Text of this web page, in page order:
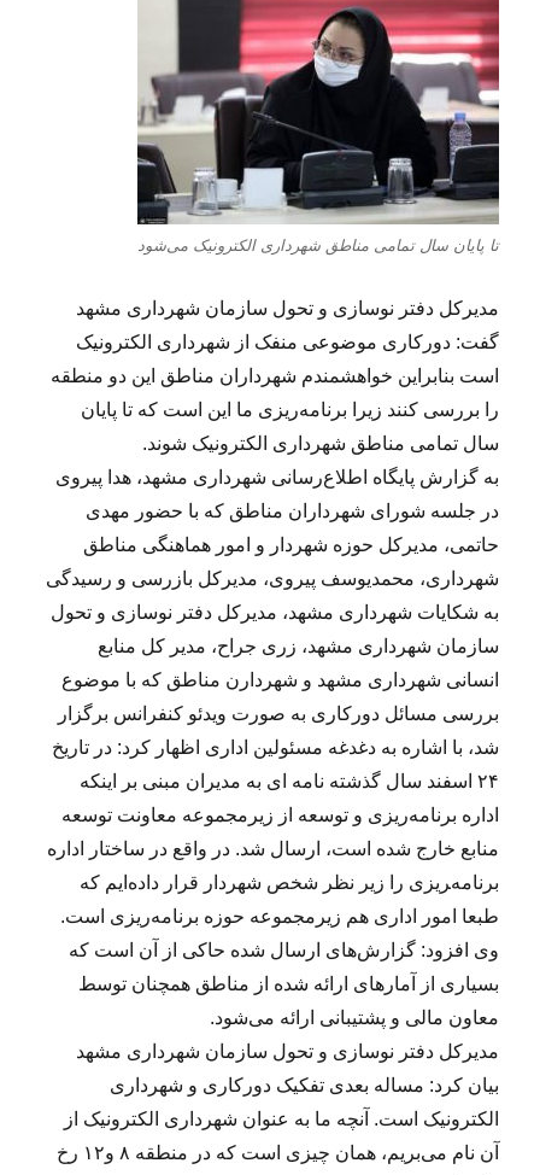
تا پایان سال تمامی مناطق شهرداری الکترونیک می‌شود
مدیرکل دفتر نوسازی و تحول سازمان شهرداری مشهد
گفت: دورکاری موضوعی منفک از شهرداری الکترونیک
است بنابراین خواهشمندم شهرداران مناطق این دو منطقه
را بررسی کنند زیرا برنامه‌ریزی ما این است که تا پایان
سال تمامی مناطق شهرداری الکترونیک شوند.
به گزارش پایگاه اطلاع‌رسانی شهرداری مشهد، هدا پیروی
در جلسه شورای شهرداران مناطق که با حضور مهدی
حاتمی، مدیرکل حوزه شهردار و امور هماهنگی مناطق
شهرداری، محمدیوسف پیروی، مدیرکل بازرسی و رسیدگی
به شکایات شهرداری مشهد، مدیرکل دفتر نوسازی و تحول
سازمان شهرداری مشهد، زری جراح، مدیر کل منابع
انسانی شهرداری مشهد و شهردارن مناطق که با موضوع
بررسی مسائل دورکاری به صورت ویدئو کنفرانس برگزار
شد، با اشاره به دغدغه مسئولین اداری اظهار کرد: در تاریخ
۲۴ اسفند سال گذشته نامه ای به مدیران مبنی بر اینکه
اداره برنامه‌ریزی و توسعه از زیرمجموعه معاونت توسعه
منابع خارج شده است، ارسال شد. در واقع در ساختار اداره
برنامه‌‍ریزی را زیر نظر شخص شهردار قرار داده‌ایم که
طبعا امور اداری هم زیرمجموعه حوزه برنامه‌ریزی است.
وی افزود: گزارش‌های ارسال شده حاکی از آن است که
بسیاری از آمارهای ارائه شده از مناطق همچنان توسط
معاون مالی و پشتیبانی ارائه می‌شود.
مدیرکل دفتر نوسازی و تحول سازمان شهرداری مشهد
بیان کرد: مساله بعدی تفکیک دورکاری و شهرداری
الکترونیک است. آنچه ما به عنوان شهرداری الکترونیک از
آن نام می‌بریم، همان چیزی است که در منطقه ۸ و۱۲ رخ